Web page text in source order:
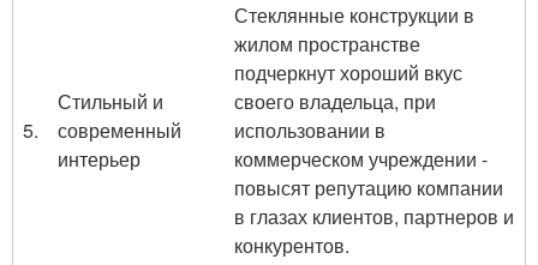
5.
Стильный и
современный
интерьер
Стеклянные конструкции в
жилом пространстве
подчеркнут хороший вкус
своего владельца, при
использовании в
коммерческом учреждении -
повысят репутацию компании
в глазах клиентов, партнеров и
конкурентов.